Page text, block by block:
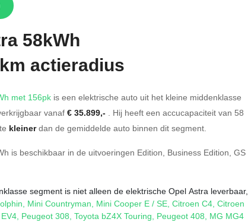
58kWh
actieradius
met 156pk is een elektrische auto uit het kleine middenklasse
vanaf € 35.899,- . Hij heeft een accucapaciteit van 58
kleinerdan de gemiddelde auto binnen dit segment.
is beschikbaar in de uitvoeringen Edition, Business Edition, GS
segment is niet alleen de elektrische Opel Astra leverbaar,
, Mini Countryman, Mini Cooper E / SE, Citroen C4, Citroen
, Peugeot 308, Toyota bZ4X Touring, Peugeot 408, MG MG4